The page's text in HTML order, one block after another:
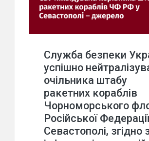
Служба безпеки
успішно
очільника штабу
ракетних кораблів
Чорноморського
Російської
Севастополі, згідно